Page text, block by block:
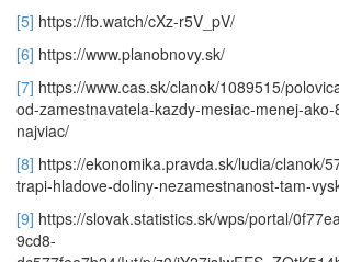
[5] https://fb.watch/cXz-r5V_pV/
[6] https://www.planobnovy.sk/
[7] https://www.cas.sk/clanok/1089515/
od-zamestnavatela-kazdy-mesiac-menej-
najviac/
[8] https://ekonomika.pravda.sk/ludia/clanok/
trapi-hladove-doliny-nezamestnanost-tam-
[9] https://slovak.statistics.sk/wps/portal/
9cd8-